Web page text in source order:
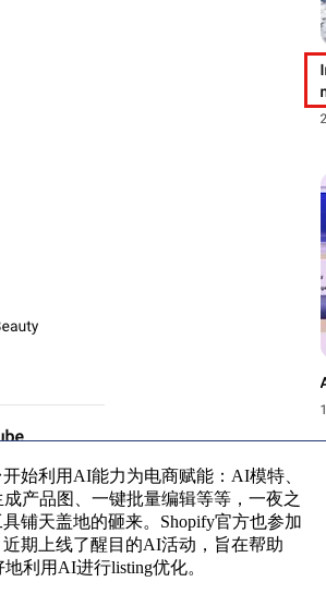
始利用AI能力为电商赋能：AI模特、
产品图、一键批量编辑等等，一夜之
铺天盖地的砸来。Shopify官方也参加
期上线了醒目的AI活动，旨在帮助
利用AI进行listing优化。